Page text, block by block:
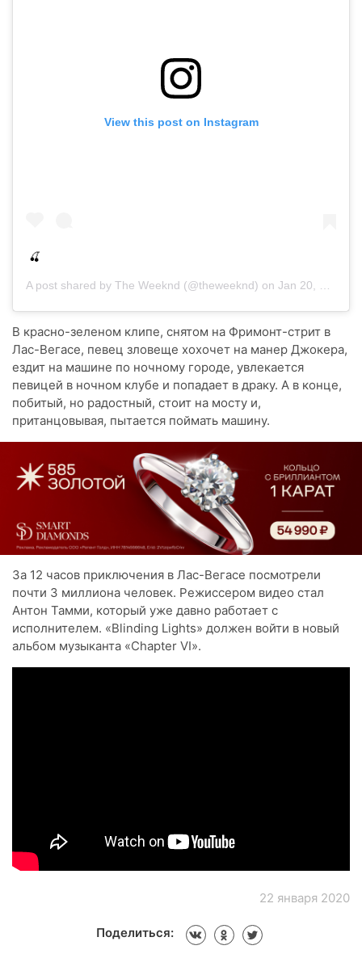
View this post on Instagram
🍒
A post shared by The Weeknd (@theweeknd) on Jan 20, 2020 at 7:59pm PST
В красно-зеленом клипе, снятом на Фримонт-стрит в
Лас-Вегасе, певец зловеще хохочет на манер Джокера,
ездит на машине по ночному городе, увлекается
певицей в ночном клубе и попадает в драку. А в конце,
побитый, но радостный, стоит на мосту и,
пританцовывая, пытается поймать машину.
За 12 часов приключения в Лас-Вегасе посмотрели
почти 3 миллиона человек. Режиссером видео стал
Антон Тамми, который уже давно работает с
исполнителем. «Blinding Lights» должен войти в новый
альбом музыканта «Chapter VI».
22 января 2020
Поделиться: